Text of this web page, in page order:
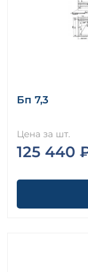
Бп 7,3
Цена за шт.
125 440